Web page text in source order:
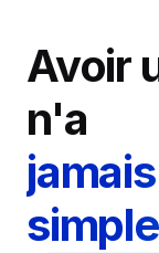
Avoir
n'a
simple